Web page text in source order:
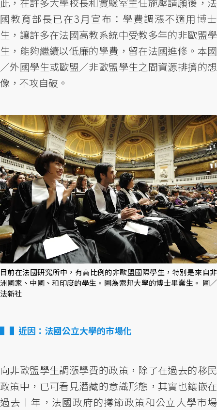
國教育部長已在3月宣布：學費調漲不適用博士
生，讓許多在法國高教系統中受教多年的非歐盟學
生，能夠繼續以低廉的學費，留在法國進修。本國
／外國學生或歐盟／非歐盟學生之間資源排擠的想
像，不攻自破。
目前在法國研究所中，有高比例的非歐盟國際學生，特別是來自非
洲國家、中國、和印度的學生。圖為索邦大學的博士畢業生。 圖／
法新社
▌近因：法國公立大學的市場化
向非歐盟學生調漲學費的政策，除了在過去的移民
政策中，已可看見潛藏的意識形態，其實也鑲嵌在
過去十年，法國政府的撙節政策和公立大學市場